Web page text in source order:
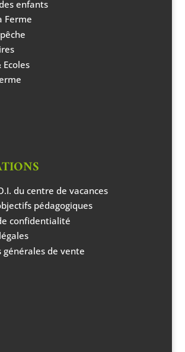
enfants
Ferme
Ecoles
du centre de vacances
pédagogiques
confidentialité
générales de vente